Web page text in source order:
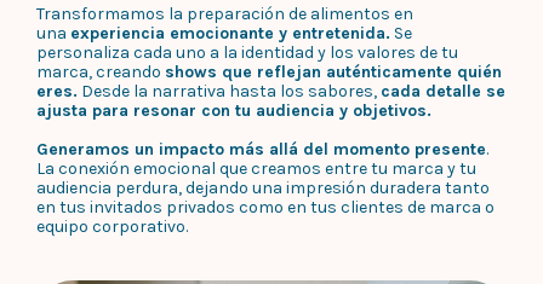
Transformamos la preparación de alimentos en
una experiencia emocionante y entretenida. Se
personaliza cada uno a la identidad y los valores de tu
marca, creando shows que reflejan auténticamente quién
eres. Desde la narrativa hasta los sabores, cada detalle se
ajusta para resonar con tu audiencia y objetivos.
Generamos un impacto más allá del momento presente.
La conexión emocional que creamos entre tu marca y tu
audiencia perdura, dejando una impresión duradera tanto
en tus invitados privados como en tus clientes de marca o
equipo corporativo.